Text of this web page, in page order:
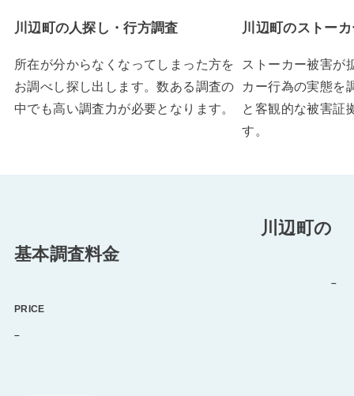
川辺町の人探し・行方調査
所在が分からなくなってしまった方を
お調べし探し出します。数ある調査の
中でも高い調査力が必要となります。
川辺町のストー
ストーカー被害が
カー行為の実態を
と客観的な被害証
す。
川辺町の
基本調査料金
–
PRICE
–